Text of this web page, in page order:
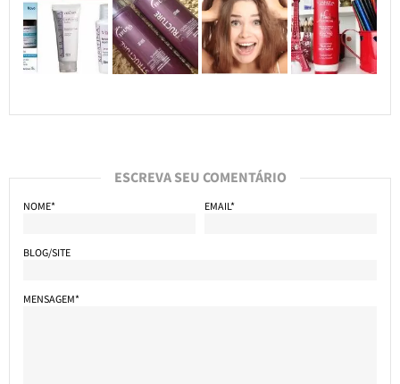
ESCREVA SEU COMENTÁRIO
NOME* EMAIL*
BLOG/SITE
MENSAGEM*